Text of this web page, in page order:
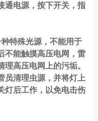
通电源，按下开关，指
特殊光源，不能用于
不能触摸高压电网，雷
高压电网上的污垢。
员清理虫源，并将灯上
灯后工作，以免电击伤